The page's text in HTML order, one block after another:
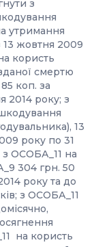
з
утримання
13 жовтня 2009
користь
смертю
коп. за
2014 року; з
13
року по 31
з ОСОБА_11 на
304 грн. 50
року та до
з ОСОБА_11
на користь